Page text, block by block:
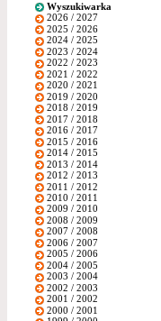
Wyszukiwarka
2026 / 2027
2025 / 2026
2024 / 2025
2023 / 2024
2022 / 2023
2021 / 2022
2020 / 2021
2019 / 2020
2018 / 2019
2017 / 2018
2016 / 2017
2015 / 2016
2014 / 2015
2013 / 2014
2012 / 2013
2011 / 2012
2010 / 2011
2009 / 2010
2008 / 2009
2007 / 2008
2006 / 2007
2005 / 2006
2004 / 2005
2003 / 2004
2002 / 2003
2001 / 2002
2000 / 2001